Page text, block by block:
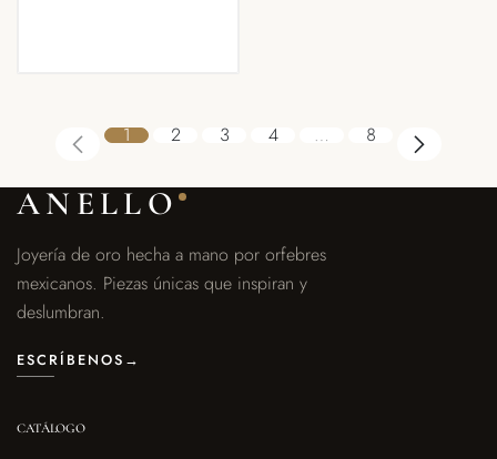
1 2 3 4 … 8
ANELLO
Joyería de oro hecha a mano por orfebres
mexicanos. Piezas únicas que inspiran y
deslumbran.
ESCRÍBENOS →
CATÁLOGO